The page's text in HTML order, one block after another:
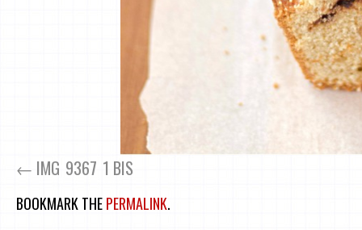
IMG_9367_1 BIS
BOOKMARK THEPERMALINK.